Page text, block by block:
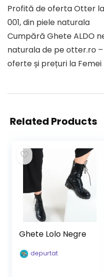
Profită de oferta Otter la
001, din piele naturala
Cumpără Ghete ALDO
naturala de pe otter.ro
oferte și prețuri la Femei
Related Products
Ghete Lolo Negre
depurtat